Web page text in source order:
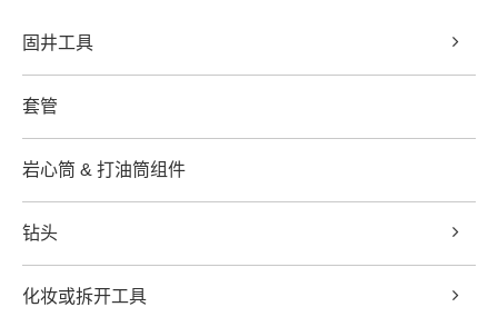
固井工具
套管
岩心筒 & 打油筒组件
钻头
化妆或拆开工具